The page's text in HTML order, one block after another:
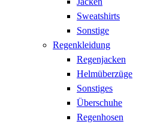
Sweatshirts
Sonstige
Regenkleidung
Regenjacken
Helmüberzüge
Sonstiges
Überschuhe
Regenhosen